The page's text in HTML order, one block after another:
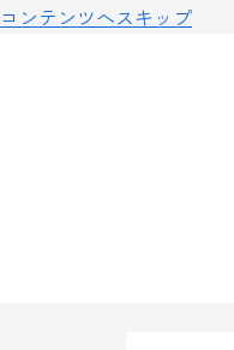
コンテンツへスキップ